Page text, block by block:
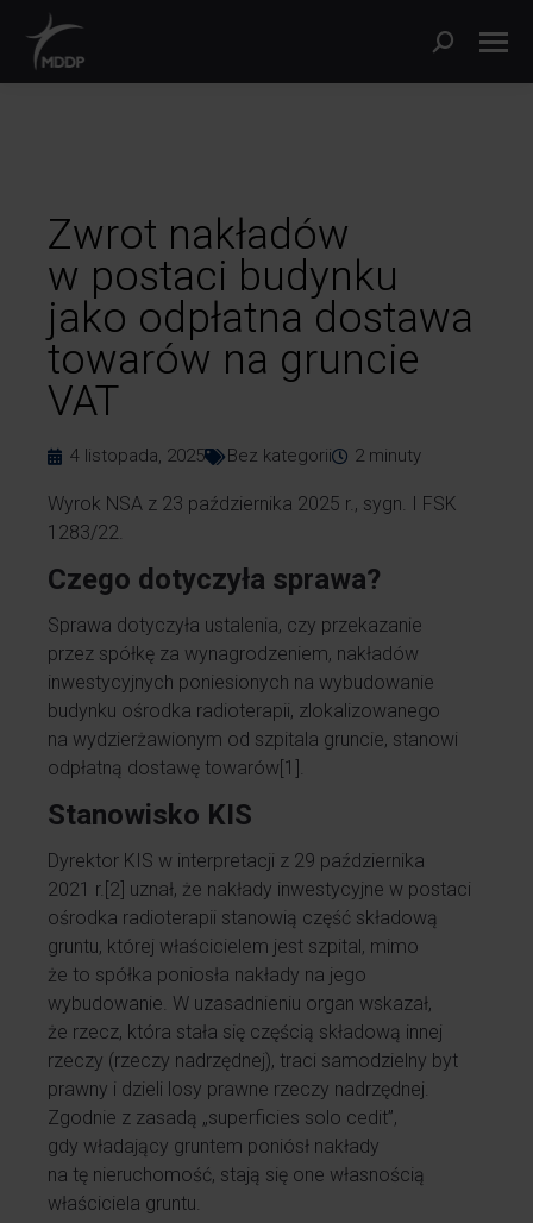
Zwrot nakładów
w postaci budynku
jako odpłatna dostawa
towarów na gruncie
VAT
4 listopada, 2025 Bez kategorii 2 minuty
Wyrok NSA z 23 października 2025 r., sygn. I FSK
1283/22.
Czego dotyczyła sprawa?
Sprawa dotyczyła ustalenia, czy przekazanie
przez spółkę za wynagrodzeniem, nakładów
inwestycyjnych poniesionych na wybudowanie
budynku ośrodka radioterapii, zlokalizowanego
na wydzierżawionym od szpitala gruncie, stanowi
odpłatną dostawę towarów[1].
Stanowisko KIS
Dyrektor KIS w interpretacji z 29 października
2021 r. [2] uznał, że nakłady inwestycyjne w postaci
ośrodka radioterapii stanowią część składową
gruntu, której właścicielem jest szpital, mimo
że to spółka poniosła nakłady na jego
wybudowanie. W uzasadnieniu organ wskazał,
że rzecz, która stała się częścią składową innej
rzeczy (rzeczy nadrzędnej), traci samodzielny byt
prawny i dzieli losy prawne rzeczy nadrzędnej.
Zgodnie z zasadą „superficies solo cedit”,
gdy władający gruntem poniósł nakłady
na tę nieruchomość, stają się one własnością
właściciela gruntu.